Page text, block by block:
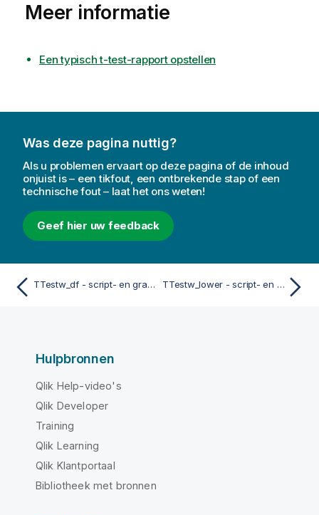
Meer informatie
Een typisch t-test-rapport opstellen
Was deze pagina nuttig?
Als u problemen ervaart op deze pagina of de inhoud
onjuist is – een tikfout, een ontbrekende stap of een
technische fout – laat het ons weten!
Geef hier uw feedback
TTestw_df - script- en grafiekfunctie TTestw_lower - script- en grafiekfunctie
Hulpbronnen
Qlik Help-video's
Qlik Developer
Training
Qlik Learning
Qlik Klantportaal
Bibliotheek met bronnen